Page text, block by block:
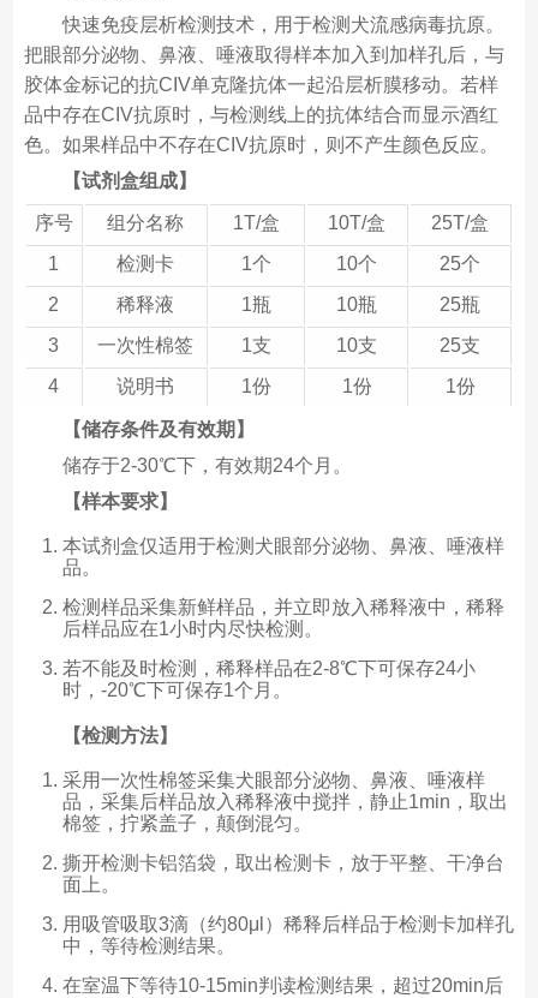
快速免疫层析检测技术，用于检测犬流感病毒抗原。
把眼部分泌物、鼻液、唾液取得样本加入到加样孔后，与
胶体金标记的抗CIV单克隆抗体一起沿层析膜移动。若样
品中存在CIV抗原时，与检测线上的抗体结合而显示酒红
色。如果样品中不存在CIV抗原时，则不产生颜色反应。
【试剂盒组成】
序号 组分名称 1T/盒 10T/盒
25T/盒
1
检测卡 1个 10个
25个
2
稀释液 1瓶 10瓶
25瓶
3
一次性棉签 1支 10支
25支
4
说明书 1份 1份 1份
【储存条件及有效期】
储存于2-30℃下，有效期24个月。
【样本要求】
本试剂盒仅适用于检测犬眼部分泌物、鼻液、唾液样
品。
检测样品采集新鲜样品，并立即放入稀释液中，稀释
后样品应在1小时内尽快检测。
若不能及时检测，稀释样品在2-8℃下可保存24小
时，-20℃下可保存1个月。
【检测方法】
采用一次性棉签采集犬眼部分泌物、鼻液、唾液样
品，采集后样品放入稀释液中搅拌，静止1min，取出
棉签，拧紧盖子，颠倒混匀。
撕开检测卡铝箔袋，取出检测卡，放于平整、干净台
面上。
用吸管吸取3滴（约80μl）稀释后样品于检测卡加样孔
中，等待检测结果。
在室温下等待10-15min判读检测结果，超过20min后